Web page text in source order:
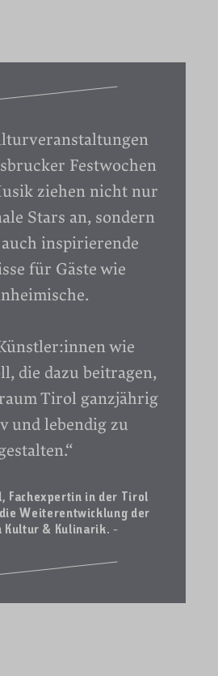
Festwochen
ziehen nicht nur
Stars an, sondern
inspirierende
für Gäste wie
wie
die dazu beitragen,
Tirol ganzjährig
und lebendig zu
Fachexpertin in der Tirol
Weiterentwicklung der
Kultur & Kulinarik. -